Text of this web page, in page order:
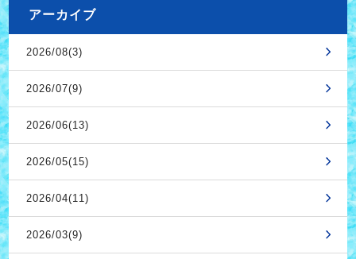
アーカイブ
2026/08(3)
2026/07(9)
2026/06(13)
2026/05(15)
2026/04(11)
2026/03(9)